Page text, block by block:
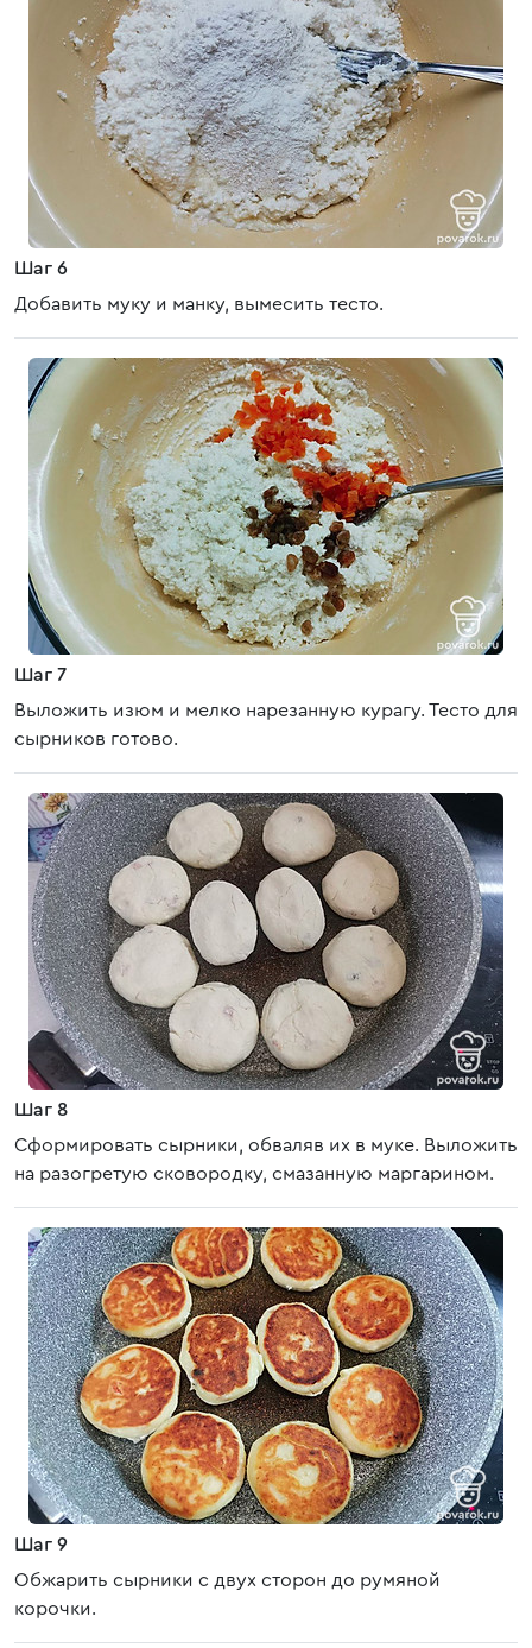
Шаг 6
Добавить муку и манку, вымесить тесто.
Шаг 7
Выложить изюм и мелко нарезанную курагу. Тесто для
сырников готово.
Шаг 8
Сформировать сырники, обваляв их в муке. Выложить
на разогретую сковородку, смазанную маргарином.
Шаг 9
Обжарить сырники с двух сторон до румяной
корочки.